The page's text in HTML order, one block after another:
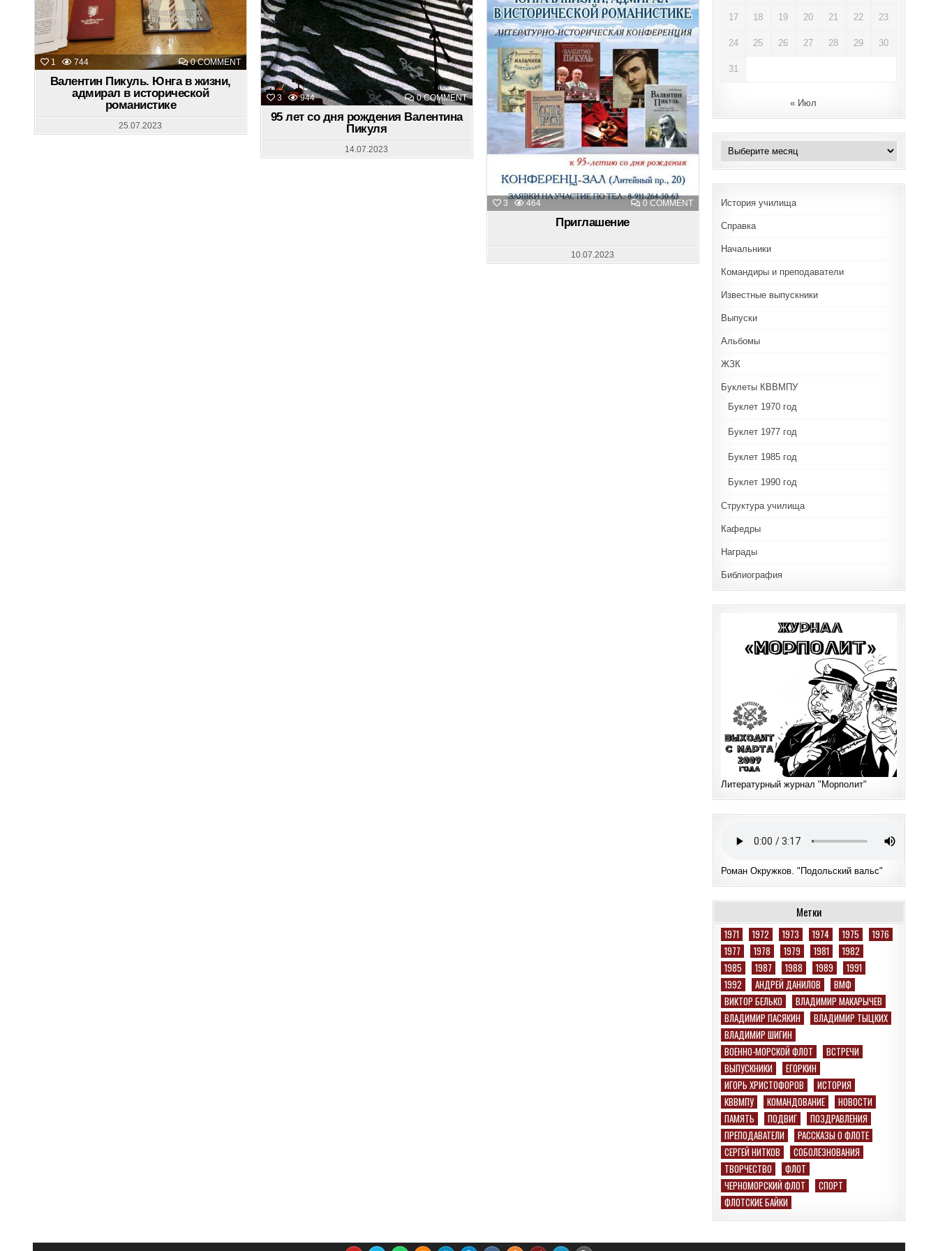
1 744 0 COMMENTON
ВАЛЕНТИН
ПИКУЛЬ.
ЮНГА
ЖИЗНИ,
АДМИРАЛ
В
РОМАНИСТИКЕ
Валентин Пикуль. Юнга в жизни,
адмирал в исторической
романистике
25.07.2023
3 944 0 COMMENTON
95
РОЖДЕНИЯ
ПИКУЛЯ
95 лет со дня рождения Валентина
Пикуля
14.07.2023
3 464 0 COMMENTON
ПРИГЛАШЕНИЕ
Приглашение
10.07.2023
17 18 19 20 21 22 23
24 25 26 27 28 29 30
31
« Июл
Архивы
История училища
Справка
Начальники
Командиры и преподаватели
Известные выпускники
Выпуски
Альбомы
ЖЗК
Буклеты КВВМПУ
Буклет 1970 год
Буклет 1977 год
Буклет 1985 год
Буклет 1990 год
Структура училища
Кафедры
Награды
Библиография
Литературный журнал "Морполит"
Роман Окружков. "Подольский вальс"
Метки
1971 1972 1973 1974 1975
1976
1977
1978 1979 1981
1982
1985
1987 1988 1989
1991
1992
АНДРЕЙ ДАНИЛОВ
ВМФ
ВИКТОР БЕЛЬКО
ВЛАДИМИР МАКАРЫЧЕВ
ВЛАДИМИР ПАСЯКИН
ВЛАДИМИР ТЫЦКИХ
ВЛАДИМИР ШИГИН
ВОЕННО-МОРСКОЙ ФЛОТ
ВСТРЕЧИ
ВЫПУСКНИКИ
ЕГОРКИН
ИГОРЬ ХРИСТОФОРОВ
ИСТОРИЯ
КВВМПУ
КОМАНДОВАНИЕ
НОВОСТИ
ПАМЯТЬ
ПОДВИГ
ПОЗДРАВЛЕНИЯ
ПРЕПОДАВАТЕЛИ
РАССКАЗЫ О ФЛОТЕ
СЕРГЕЙ НИТКОВ
СОБОЛЕЗНОВАНИЯ
ТВОРЧЕСТВО
ФЛОТ
ЧЕРНОМОРСКИЙ ФЛОТ
СПОРТ
ФЛОТСКИЕ БАЙКИ